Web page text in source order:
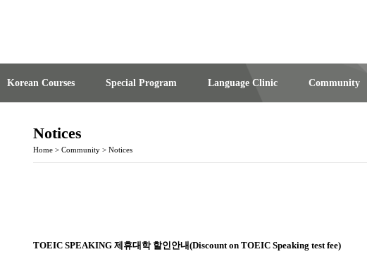
Korean Courses Special Program Language Clinic Community
Notices
Home > Community > Notices
TOEIC SPEAKING 제휴대학 할인안내(Discount on TOEIC Speaking test fee)